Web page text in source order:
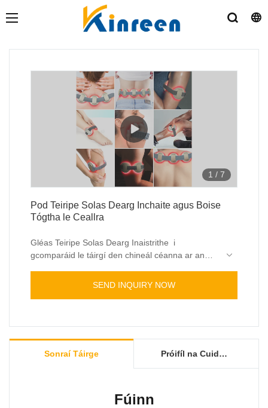
1 / 7
Pod Teiripe Solas Dearg Inchaite agus Boise
Tógtha le Ceallra
Gléas Teiripe Solas Dearg Inaistrithe i
gcomparáid le táirgí den chineál céanna ar an
i dtéarmaí feidhmíochta, cáilíochta, cuma, etc.,
agus taitneamh as dea-cháil ar an margadh. leo.
SEND INQUIRY NOW
Sonraí Táirge Próifíl na Cuideachta
Fúinn